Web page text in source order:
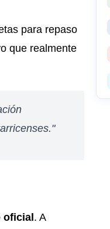
para repaso
que realmente
oficial. A